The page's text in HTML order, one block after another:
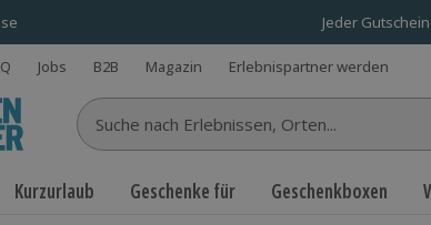
Jeder
Jobs B2B Magazin Erlebnispartner werden
Suche nach Erlebnissen...
Kurzurlaub Geschenke für Geschenkboxen